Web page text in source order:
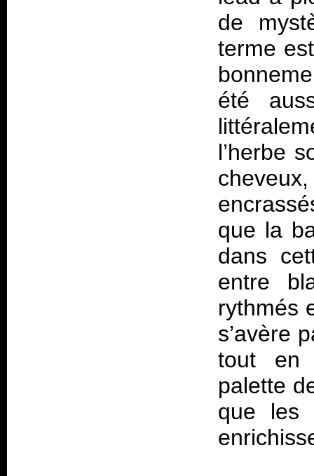
de
terme
été
l’herbe
que la
dans
entre
rythmés
s’avère
tout en
palette
que les